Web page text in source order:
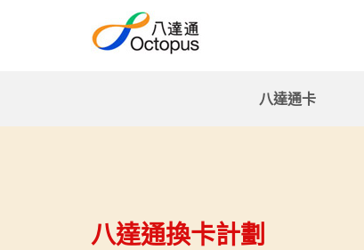
八達通卡
八達通換卡計劃